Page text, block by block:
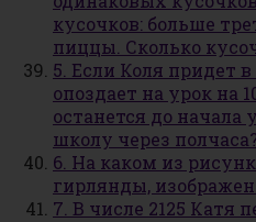
кусочков: больше
пиццы. Сколько
5. Если Коля придет
опоздает на урок на
останется до начала
школу через
6. На каком из
гирлянды,
7. В числе 2125 Катя